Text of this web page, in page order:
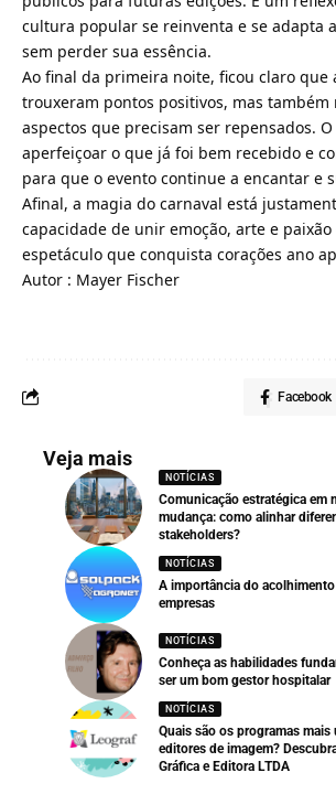
cultura popular se reinventa e se adapta
sem perder sua essência.
Ao final da primeira noite, ficou claro que
trouxeram pontos positivos, mas também
aspectos que precisam ser repensados.
aperfeiçoar o que já foi bem recebido e
para que o evento continue a encantar e
Afinal, a magia do carnaval está
capacidade de unir emoção, arte e
espetáculo que conquista corações ano
Autor : Mayer Fischer
Facebook
Veja mais
NOTÍCIAS
Comunicação estratégica em
mudança: como alinhar
stakeholders?
NOTÍCIAS
A importância do
empresas
NOTÍCIAS
Conheça as habilidades
ser um bom gestor hospitalar
NOTÍCIAS
Quais são os programas
editores de imagem?
Gráfica e Editora LTDA